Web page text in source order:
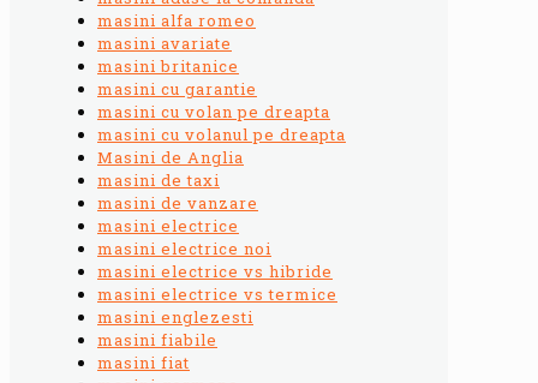
masini alfa romeo
masini avariate
masini britanice
masini cu garantie
masini cu volan pe dreapta
masini cu volanul pe dreapta
Masini de Anglia
masini de taxi
masini de vanzare
masini electrice
masini electrice noi
masini electrice vs hibride
masini electrice vs termice
masini englezesti
masini fiabile
masini fiat